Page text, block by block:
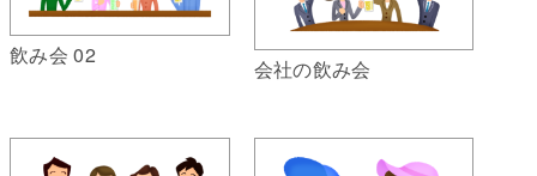
飲み会 02
会社の飲み会